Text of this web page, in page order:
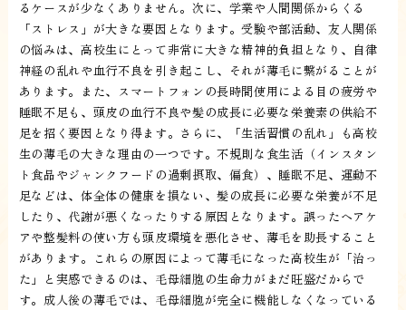
るケースが少なくありません。次に、学業や人間関係からくる
「ストレス」が大きな要因となります。受験や部活動、友人関係
の悩みは、高校生にとって非常に大きな精神的負担となり、自律
神経の乱れや血行不良を引き起こし、それが薄毛に繋がることが
あります。また、スマートフォンの長時間使用による目の疲労や
睡眠不足も、頭皮の血行不良や髪の成長に必要な栄養素の供給不
足を招く要因となり得ます。さらに、「生活習慣の乱れ」も高校
生の薄毛の大きな理由の一つです。不規則な食生活（インスタン
ト食品やジャンクフードの過剰摂取、偏食）、睡眠不足、運動不
足などは、体全体の健康を損ない、髪の成長に必要な栄養が不足
したり、代謝が悪くなったりする原因となります。誤ったヘアケ
アや整髪料の使い方も頭皮環境を悪化させ、薄毛を助長すること
があります。これらの原因によって薄毛になった高校生が「治っ
た」と実感できるのは、毛母細胞の生命力がまだ旺盛だからで
す。成人後の薄毛では、毛母細胞が完全に機能しなくなっている